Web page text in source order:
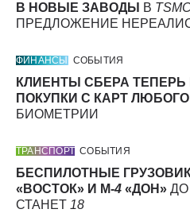
В НОВЫЕ ЗАВОДЫ
В
ПРЕДЛОЖЕНИЕ
ФИНАНСЫ СОБЫТИЯ
КЛИЕНТЫ СБЕРА ТЕПЕРЬ
ПОКУПКИ С КАРТ
БИОМЕТРИИ
ТРАНСПОРТ СОБЫТИЯ
БЕСПИЛОТНЫЕ
«ВОСТОК» И М-4 «ДОН» ДО
СТАНЕТ 18